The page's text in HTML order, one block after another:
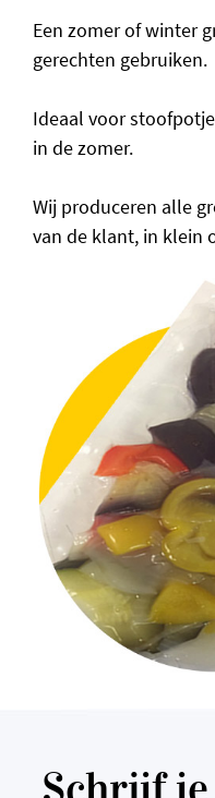
Een zomer of winter
gerechten gebruiken.
Ideaal voor
in de zomer.
Wij produceren alle
van de klant, in klein